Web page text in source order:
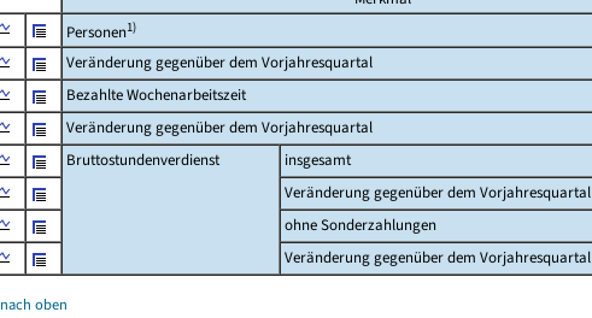
Personen1)
Veränderung gegenüber dem Vorjahresquartal
Bezahlte Wochenarbeitszeit
Veränderung gegenüber dem Vorjahresquartal
Bruttostundenverdienst
insgesamt
Veränderung gegenüber dem Vorjahresquartal
ohne Sonderzahlungen
Veränderung gegenüber dem Vorjahresquartal
nach oben